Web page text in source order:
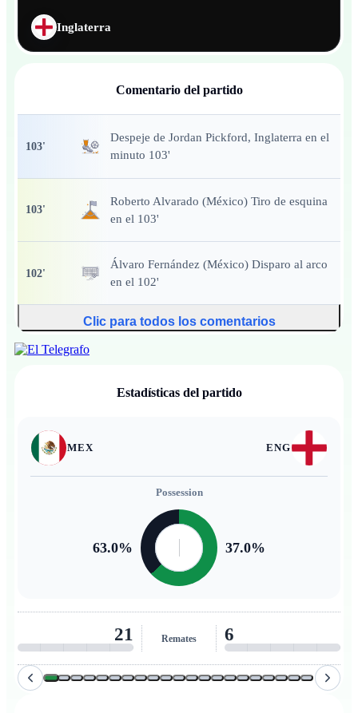
Inglaterra
Comentario del partido
103'
Despeje de Jordan Pickford, Inglaterra en el
minuto 103'
103'
Roberto Alvarado (México) Tiro de esquina
en el 103'
102'
Álvaro Fernández (México) Disparo al arco
en el 102'
Clic para todos los comentarios
Estadísticas del partido
MEX ENG
Possession
63.0% 37.0%
21 Remates 6